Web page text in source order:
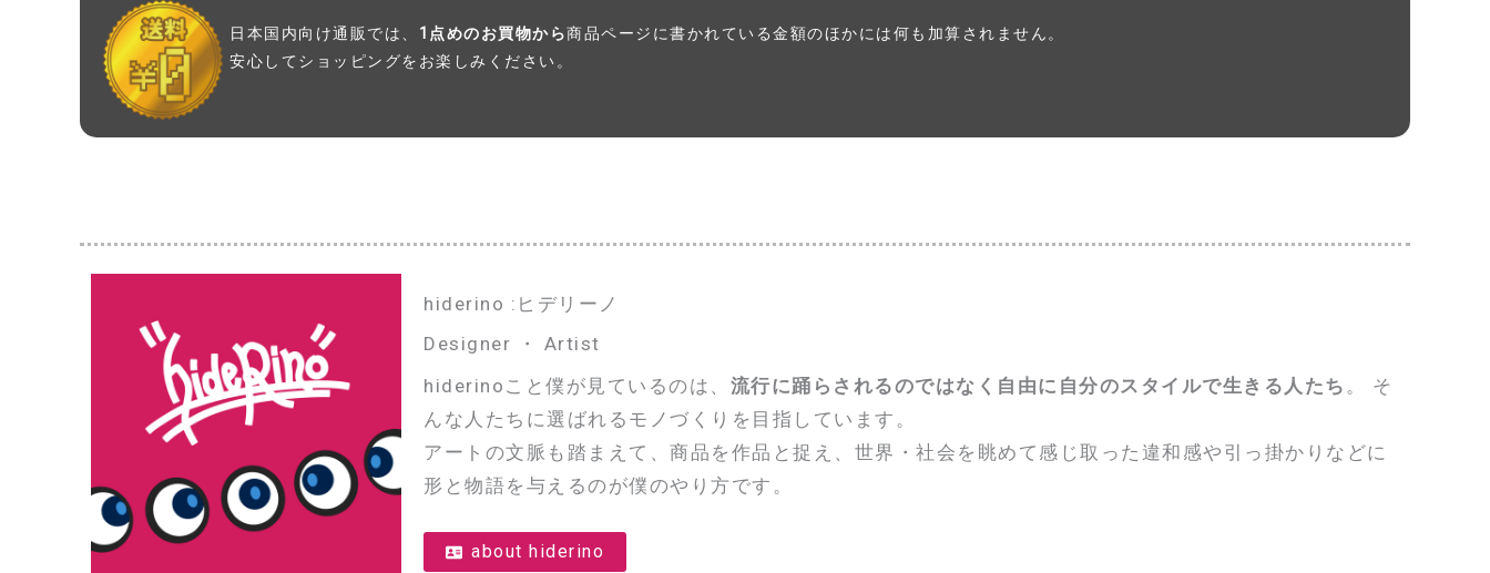
日本国内向け通販では、 1点めのお買物から商品ページに書かれている金額のほかには何も加算されません。
安心してショッピングをお楽しみください。
hiderino :ヒデリーノ
Designer ・ Artist
hiderinoこと僕が見ているのは、 流行に踊らされるのではなく自由に自分のスタイルで生きる人たち 。 そ
んな人たちに選ばれるモノづくりを目指しています。
アートの文脈も踏まえて、商品を作品と捉え、世界・社会を眺めて感じ取った違和感や引っ掛かりなどに
形と物語を与えるのが僕のやり方です。
about hiderino